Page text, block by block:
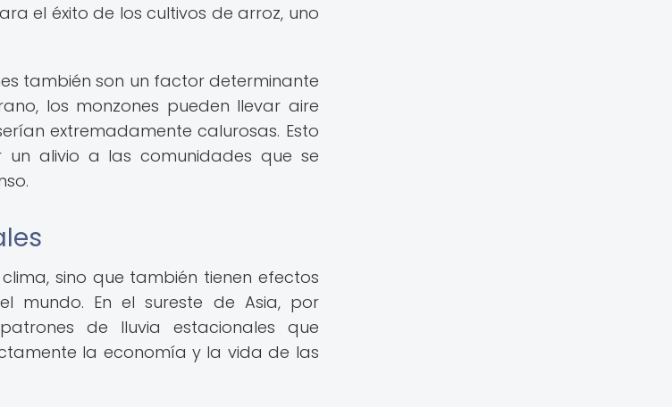
el éxito de los cultivos de arroz, uno
también son un factor determinante
los monzones pueden llevar aire
extremadamente calurosas. Esto
alivio a las comunidades que se
sino que también tienen efectos
mundo. En el sureste de Asia, por
de lluvia estacionales que
la economía y la vida de las